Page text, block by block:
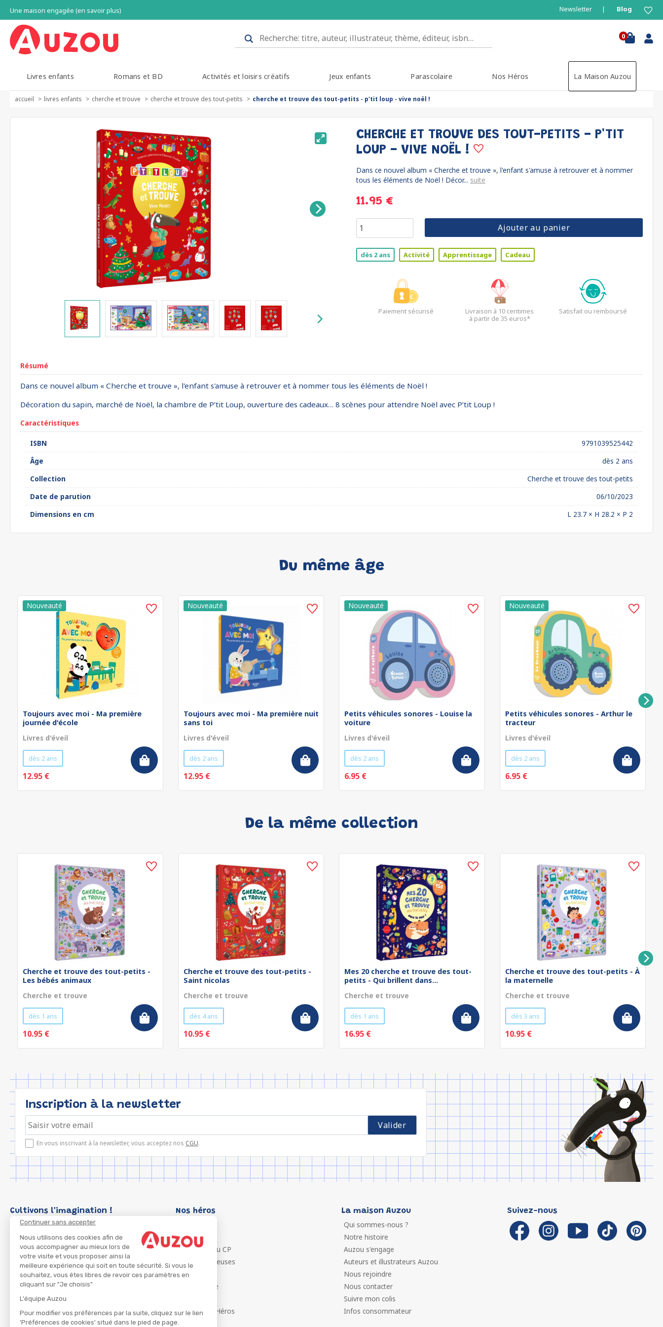
Continuer sans accepter
Nous utilisons des cookies afin de
vous accompagner au mieux lors de
votre visite et vous proposer ainsi la
meilleure expérience qui soit en toute sécurité. Si vous le
souhaitez, vous êtes libres de revoir ces paramètres en
cliquant sur "Je choisis"
L'équipe Auzou
Pour modifier vos préférences par la suite, cliquez sur le lien
'Préférences de cookies' situé dans le pied de page.
Une maison engagée (en savoir plus) Newsletter Blog
0
Livres enfants Romans et BD Activités et loisirs créatifs Jeux enfants Parascolaire Nos Héros La Maison Auzou
accueil livres enfants cherche et trouve cherche et trouve des tout-petits cherche et trouve des tout-petits - p'tit loup - vive noël !
CHERCHE ET TROUVE DES TOUT-PETITS - P'TIT
LOUP - VIVE NOËL !
Dans ce nouvel album « Cherche et trouve », l'enfant s'amuse à retrouver et à nommer
tous les éléments de Noël ! Décor... suite
11.95 €
Ajouter au panier
dès 2 ans Activité Apprentissage Cadeau
Paiement sécurisé
Livraison à 10 centimes
à partir de 35 euros*
Satisfait ou remboursé
Résumé
Dans ce nouvel album « Cherche et trouve », l'enfant s'amuse à retrouver et à nommer tous les éléments de Noël !
Décoration du sapin, marché de Noël, la chambre de P’tit Loup, ouverture des cadeaux… 8 scènes pour attendre Noël avec P’tit Loup !
Caractéristiques
ISBN
9791039525442
Âge
dès 2 ans
Collection
Cherche et trouve des tout-petits
Date de parution
06/10/2023
Dimensions en cm
L 23.7 × H 28.2 × P 2
Du même âge
Toujours avec moi - Ma première
journée d'école
Livres d'éveil
dès 2 ans
12.95 €
Toujours avec moi - Ma première nuit
sans toi
Livres d'éveil
dès 2 ans
12.95 €
Petits véhicules sonores - Louise la
voiture
Livres d'éveil
dès 2 ans
6.95 €
Petits véhicules sonores - Arthur le
tracteur
Livres d'éveil
dès 2 ans
6.95 €
De la même collection
Cherche et trouve des tout-petits -
Les bébés animaux
Cherche et trouve
dès 1 ans
10.95 €
Cherche et trouve des tout-petits -
Saint nicolas
Cherche et trouve
dès 4 ans
10.95 €
Mes 20 cherche et trouve des tout-
petits - Qui brillent dans...
Cherche et trouve
dès 1 ans
16.95 €
Cherche et trouve des tout-petits - À
la maternelle
Cherche et trouve
dès 3 ans
10.95 €
Inscription à la newsletter
En vous inscrivant à la newsletter, vous acceptez nos CGU.
Cultivons l'imagination ! Nos héros
P'tit Loup
Les Héros du CP
Les Influenceuses
Migali
Petite Taupe
Ma Boîte à Héros
La maison Auzou
Qui sommes-nous ?
Notre histoire
Auzou s'engage
Auteurs et illustrateurs Auzou
Nous rejoindre
Nous contacter
Suivre mon colis
Infos consommateur
Suivez-nous